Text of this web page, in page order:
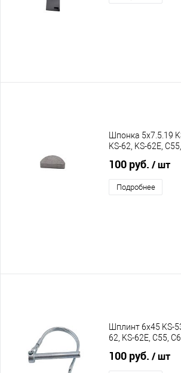
Шпонка 5х7.5.19
KS-62, KS-62E,
100 руб. / шт
Подробнее
Шплинт 6х45 KS-
62, KS-62E, C55,
100 руб. / шт